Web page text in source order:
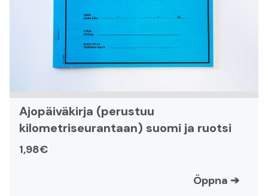
Ajopäiväkirja (perustuu
kilometriseurantaan) suomi ja ruotsi
1,98€
Öppna ➔